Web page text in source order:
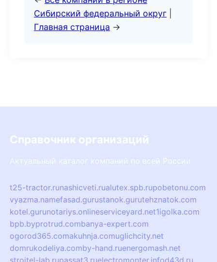
Сибирский федеральный округ
Главная страница →
Справочник организаций
Актуальный каталог компаний по всей России
t25-tractor.runashicveti.rualutex.spb.rupobetonu.com
vyazma.namefasad.gurustanok.gurutehznatok.com
kotel.gurunotariys.onlineserviceyard.net1igolka.com
bpb.byprotrud.combanya-expert.com
ogorod365.comakuhnja.comuglichcity.net
domrukodeliya.comby-hand.ruenergomash.net
stroitel-lab.rupassat3.ruelectromonter.infod43d.ru